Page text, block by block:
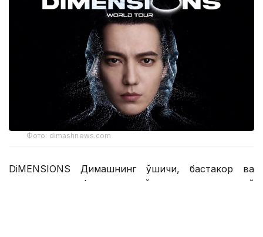
Фото: dimashnews.com
DiMENSIONS Димашнинг қўшиқчи, бастакор ва
продюсер сифатидаги кўп қиррали ижодий